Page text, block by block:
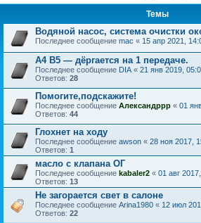
Темы
Водяной насос, система очистки
Последнее сообщение mac « 15 апр 2021,
A4 B5 ― дёргается на 1 передаче.
Последнее сообщение DIA « 21 янв 2019,
Ответов: 28
Помогите,подскажите!
Последнее сообщение Александррр « 01
Ответов: 44
Глохнет на ходу
Последнее сообщение awson « 28 ноя 2017,
Ответов: 1
масло с клапана ОГ
Последнее сообщение kabaler2 « 01 авг
Ответов: 13
Не загорается свет в салоне
Последнее сообщение Arina1980 « 12 июл
Ответов: 22